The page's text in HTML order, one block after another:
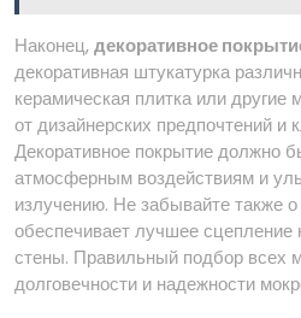
Наконец,декоративное
декоративная штукатурка
керамическая плитка или
от дизайнерских предпочтений и
Декоративное покрытие должно
атмосферным воздействиям и
излучению. Не забывайте также о
обеспечивает лучшее сцепление
стены. Правильный подбор всех
долговечности и надежности